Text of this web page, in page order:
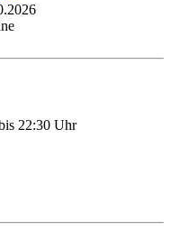
22:30 Uhr